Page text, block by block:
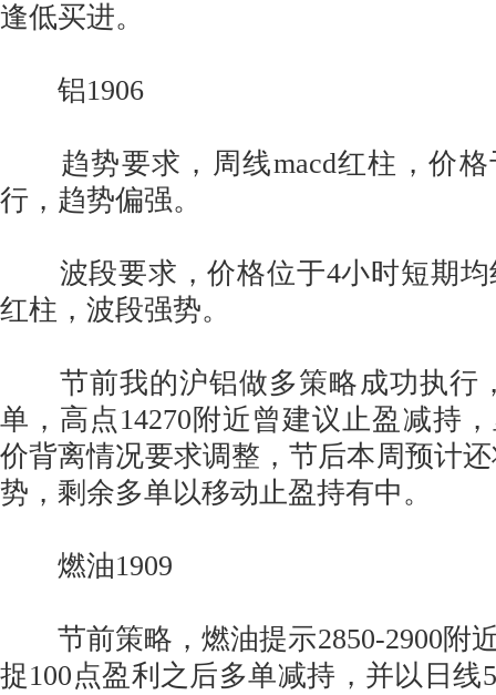
逢低买进。
铝1906
趋势要求，周线macd红柱，价格
行，趋势偏强。
波段要求，价格位于4小时短期均
红柱，波段强势。
节前我的沪铝做多策略成功执行
单，高点14270附近曾建议止盈减持
价背离情况要求调整，节后本周预计
势，剩余多单以移动止盈持有中。
燃油1909
节前策略，燃油提示2850-2900附
捉100点盈利之后多单减持，并以日线